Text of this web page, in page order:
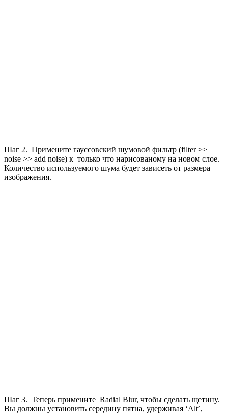
Шаг 2. Примените гауссовский шумовой фильтр (filter >>
noise >> add noise) к только что нарисованому на новом слое.
Количество используемого шума будет зависеть от размера
изображения.
Шаг 3. Теперь примените Radial Blur, чтобы сделать щетину.
Вы должны установить середину пятна, удерживая ‘Alt’,